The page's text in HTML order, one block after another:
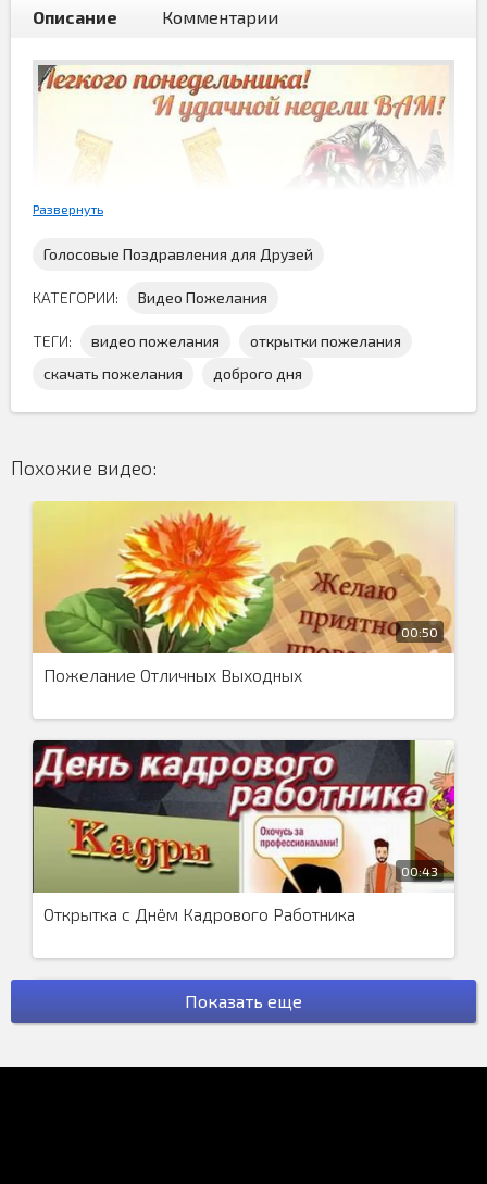
Описание Комментарии
Видео открытка пожелание с отличного
понедельникаиудачной рабочей неделей, скачать
Развернуть
Голосовые Поздравления для Друзей
КАТЕГОРИИ: Видео Пожелания
ТЕГИ: видео пожелания
открытки пожелания
скачать пожелания
доброго дня
Похожие видео:
00:50
Пожелание Отличных Выходных
00:43
Открытка с Днём Кадрового Работника
Показать еще